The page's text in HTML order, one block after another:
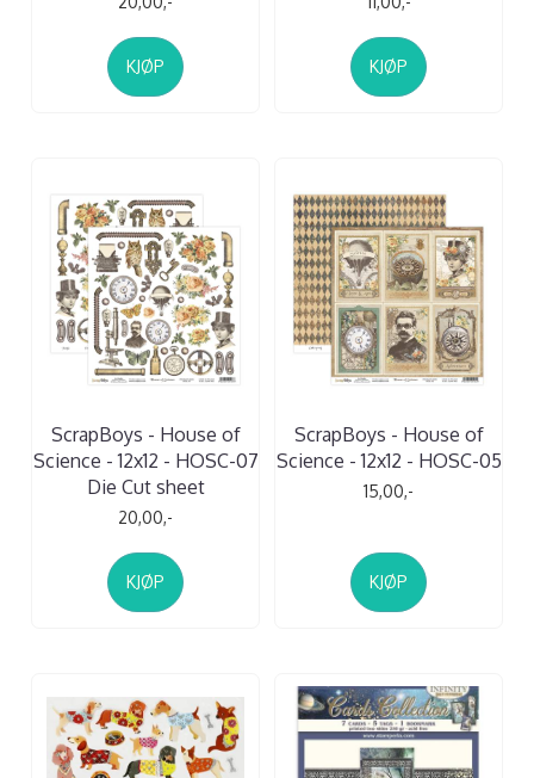
KJØP KJØP
ScrapBoys - House of
Science - 12x12 - HOSC-07
Die Cut sheet
20,00,-
KJØP
ScrapBoys - House of
Science - 12x12 - HOSC-05
15,00,-
KJØP